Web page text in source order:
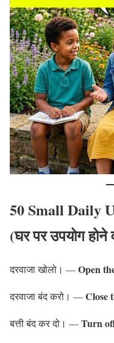
50 Small Daily
(घर पर उपयोग होने
दरवाजा खोलो। —Open
दरवाजा बंद करो। —Close
बत्ती बंद कर दो। —Turn